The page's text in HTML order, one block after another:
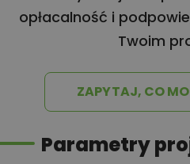
opłacalność i
Twoim
ZAPYTAJ, CO
Parametry